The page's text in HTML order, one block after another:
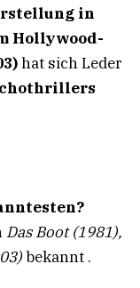
in
Hollywood-
hat sich Leder
Das Boot (1981),
bekannt .